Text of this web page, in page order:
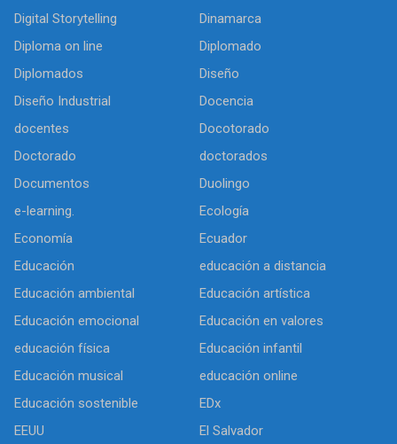
Digital Storytelling
Dinamarca
Diploma on line
Diplomado
Diplomados
Diseño
Diseño Industrial
Docencia
docentes
Docotorado
Doctorado
doctorados
Documentos
Duolingo
e-learning.
Ecología
Economía
Ecuador
Educación
educación a distancia
Educación ambiental
Educación artística
Educación emocional
Educación en valores
educación física
Educación infantil
Educación musical
educación online
Educación sostenible
EDx
EEUU
El Salvador